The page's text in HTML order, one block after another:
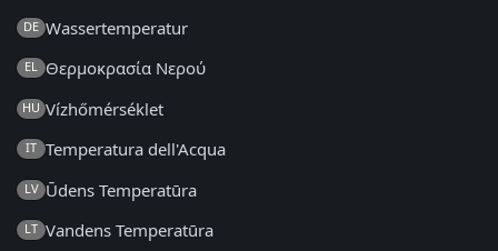
DE Wassertemperatur
EL Θερμοκρασία Νερού
HU Vízhőmérséklet
IT Temperatura dell'Acqua
LV Ūdens Temperatūra
LT Vandens Temperatūra